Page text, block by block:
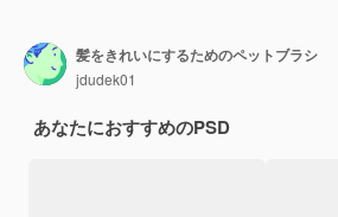
髪をきれいにするためのペットブラシ
jdudek01
あなたにおすすめのPSD